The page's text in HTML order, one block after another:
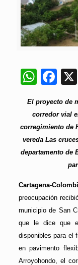
El proyecto de
corredor vial
corregimiento de
vereda Las
departamento de
Cartagena-
preocupación
municipio de San
que le dice que
disponibles para el
en pavimento
Arroyohondo, el